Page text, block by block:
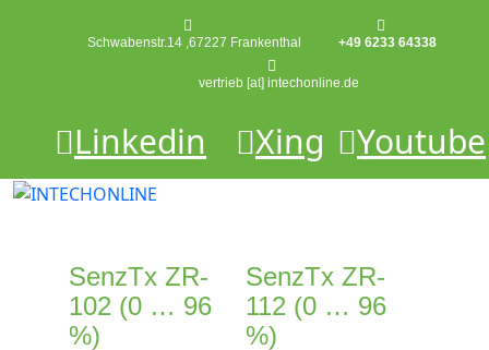
Schwabenstr.14 ,67227 Frankenthal +49 6233 64338
vertrieb [at] intechonline.de
Linkedin Xing Youtube
SenzTx ZR-
102 (0 … 96
%)
SenzTx ZR-
112 (0 … 96
%)